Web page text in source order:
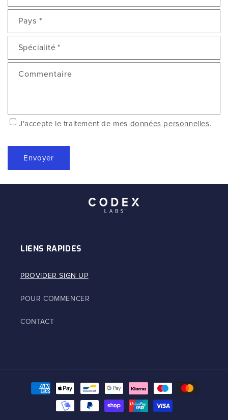
Pays *
Spécialité*
Commentaire
J'accepte le traitement de mes données personnelles.
Envoyer
LIENS RAPIDES
PROVIDER SIGN UP
POUR COMMENCER
CONTACT
Moyens